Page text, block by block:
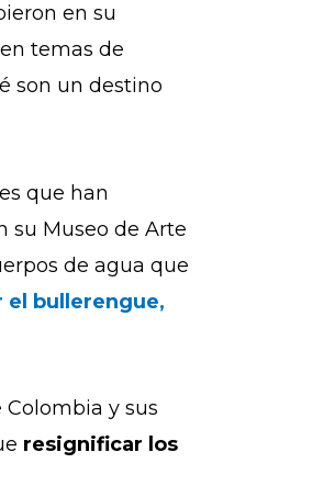
en su
temas de
son un destino
que han
su Museo de Arte
de agua que
el bullerengue,
y sus
resignificar los